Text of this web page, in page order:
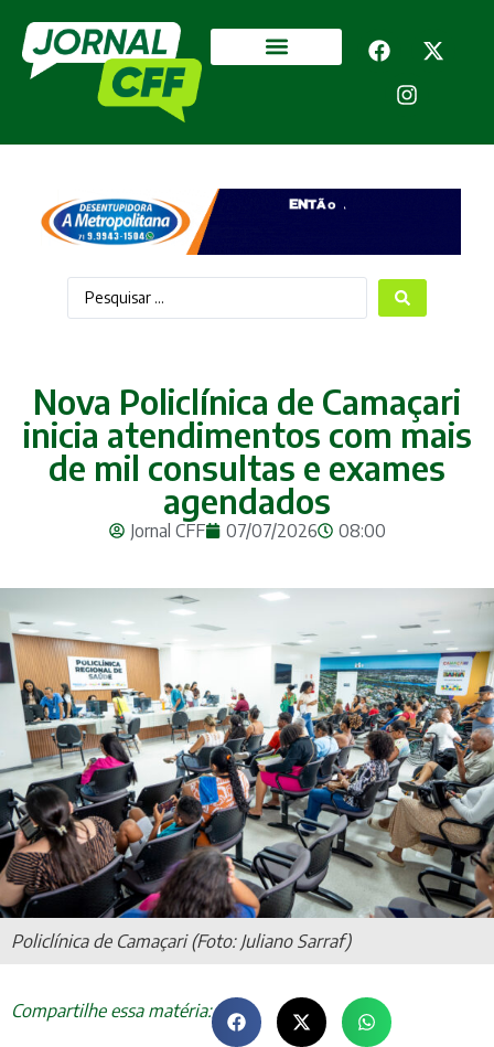
Nova Policlínica de Camaçari
inicia atendimentos com mais
de mil consultas e exames
agendados
Jornal CFF 07/07/2026 08:00
Policlínica de Camaçari (Foto: Juliano Sarraf)
Compartilhe essa matéria: